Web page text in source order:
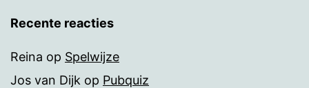
Recente reacties
Reina op Spelwijze
Jos van Dijk op Pubquiz